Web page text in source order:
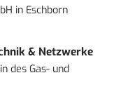
in Eschborn
& Netzwerke
des Gas- und